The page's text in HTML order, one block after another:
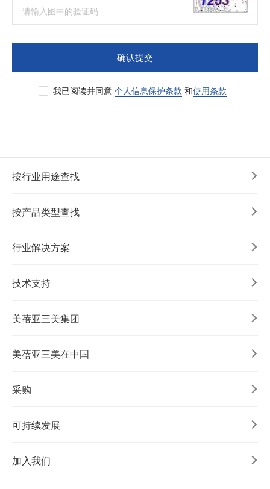
确认提交
我已阅读并同意 个人信息保护条款 和使用条款
按行业用途查找
按产品类型查找
行业解决方案
技术支持
美蓓亚三美集团
美蓓亚三美在中国
采购
可持续发展
加入我们